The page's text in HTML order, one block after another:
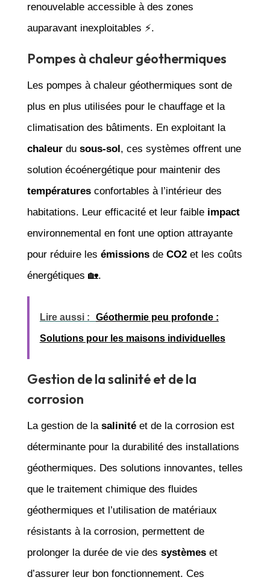
renouvelable accessible à des zones
auparavant inexploitables ⚡.
Pompes à chaleur géothermiques
Les pompes à chaleur géothermiques sont de
plus en plus utilisées pour le chauffage et la
climatisation des bâtiments. En exploitant la
chaleurdu sous-sol, ces systèmes offrent une
solution écoénergétique pour maintenir des
températuresconfortables à l’intérieur des
habitations. Leur efficacité et leur faible impact
environnemental en font une option attrayante
pour réduire les émissionsde CO2et les coûts
énergétiques 🏡.
Lire aussi : Géothermie peu profonde :
Solutions pour les maisons individuelles
Gestion de la salinité et de la
corrosion
La gestion de la salinitéet de la corrosion est
déterminante pour la durabilité des installations
géothermiques. Des solutions innovantes, telles
que le traitement chimique des fluides
géothermiques et l’utilisation de matériaux
résistants à la corrosion, permettent de
prolonger la durée de vie des systèmeset
d’assurer leur bon fonctionnement. Ces